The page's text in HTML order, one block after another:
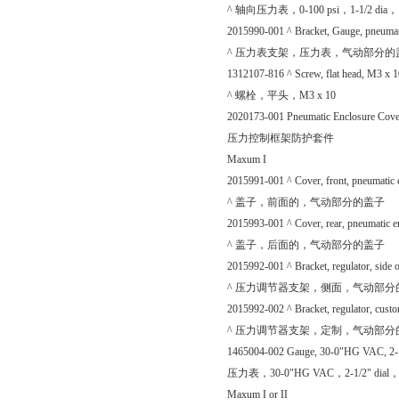
^ 轴向压力表，0-100 psi，1-1/2 dia
2015990-001 ^ Bracket, Gauge,
^ 压力表支架，压力表，气动部分的
1312107-816 ^ Screw, flat head, M3 x
^ 螺栓，平头，M3 x 10
2020173-001 Pneumatic Enclosure
压力控制框架防护套件
Maxum I
2015991-001 ^ Cover, front, pneumatic
^ 盖子，前面的，气动部分的盖子
2015993-001 ^ Cover, rear, pneumatic
^ 盖子，后面的，气动部分的盖子
2015992-001 ^ Bracket, regulator, side
^ 压力调节器支架，侧面，气动部分
2015992-002 ^ Bracket, regulator,
^ 压力调节器支架，定制，气动部分
1465004-002 Gauge, 30-0"HG VAC,
压力表，30-0"HG VAC，2-1/2" dial
Maxum I or II